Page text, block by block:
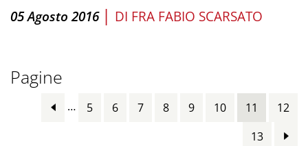
05 Agosto 2016 | DI FRA FABIO SCARSATO
Pagine
… 5 6 7 8 9 10 11
12
13